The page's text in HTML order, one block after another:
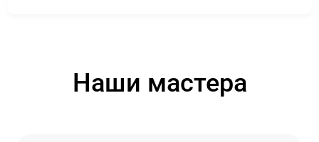
Наши мастера